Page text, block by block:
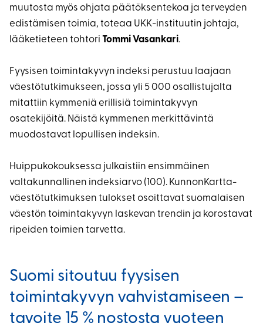
muutosta myös ohjata päätöksentekoa ja terveyden
edistämisen toimia, toteaa UKK-instituutin johtaja,
lääketieteen tohtori Tommi Vasankari.
Fyysisen toimintakyvyn indeksi perustuu laajaan
väestötutkimukseen, jossa yli 5 000 osallistujalta
mitattiin kymmeniä erillisiä toimintakyvyn
osatekijöitä. Näistä kymmenen merkittävintä
muodostavat lopullisen indeksin.
Huippukokouksessa julkaistiin ensimmäinen
valtakunnallinen indeksiarvo (100). KunnonKartta-
väestötutkimuksen tulokset osoittavat suomalaisen
väestön toimintakyvyn laskevan trendin ja korostavat
ripeiden toimien tarvetta.
Suomi sitoutuu fyysisen
toimintakyvyn vahvistamiseen –
tavoite 15 % nostosta vuoteen